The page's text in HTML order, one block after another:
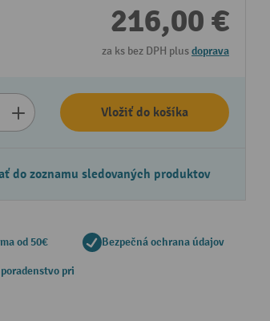
216,00 €
za ks bez DPH plusdoprava
Vložiť do košíka
do zoznamu sledovaných produktov
od 50€ Bezpečná ochrana údajov
pri